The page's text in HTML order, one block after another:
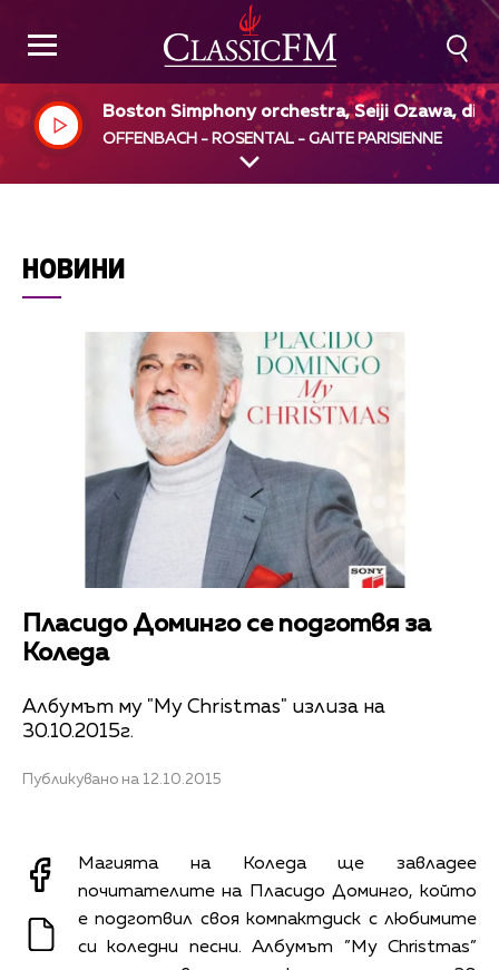
Boston Simphony orchestra, Seiji Ozawa, dir
OFFENBACH - ROSENTAL - GAITE PARISIENNE
НОВИНИ
Пласидо Доминго се подготвя за
Коледа
Албумът му "My Christmas" излиза на
30.10.2015г.
Публикувано на 12.10.2015
Магията на Коледа ще завладее
почитателите на Пласидо Доминго, който
е подготвил своя компактдиск с любимите
си коледни песни. Албумът ”My Christmas”